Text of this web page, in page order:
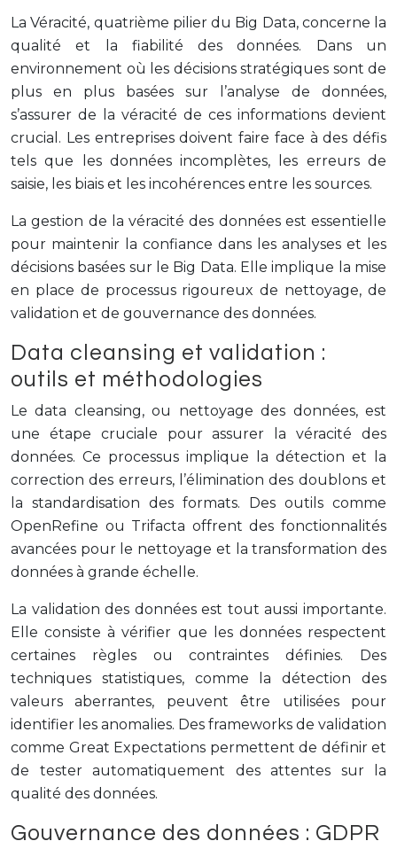
La Véracité, quatrième pilier du Big Data, concerne la
qualité et la fiabilité des données. Dans un
environnement où les décisions stratégiques sont de
plus en plus basées sur l’analyse de données,
s’assurer de la véracité de ces informations devient
crucial. Les entreprises doivent faire face à des défis
tels que les données incomplètes, les erreurs de
saisie, les biais et les incohérences entre les sources.
La gestion de la véracité des données est essentielle
pour maintenir la confiance dans les analyses et les
décisions basées sur le Big Data. Elle implique la mise
en place de processus rigoureux de nettoyage, de
validation et de gouvernance des données.
Data cleansing et validation :
outils et méthodologies
Le data cleansing, ou nettoyage des données, est
une étape cruciale pour assurer la véracité des
données. Ce processus implique la détection et la
correction des erreurs, l’élimination des doublons et
la standardisation des formats. Des outils comme
OpenRefine ou Trifacta offrent des fonctionnalités
avancées pour le nettoyage et la transformation des
données à grande échelle.
La validation des données est tout aussi importante.
Elle consiste à vérifier que les données respectent
certaines règles ou contraintes définies. Des
techniques statistiques, comme la détection des
valeurs aberrantes, peuvent être utilisées pour
identifier les anomalies. Des frameworks de validation
comme Great Expectations permettent de définir et
de tester automatiquement des attentes sur la
qualité des données.
Gouvernance des données : GDPR